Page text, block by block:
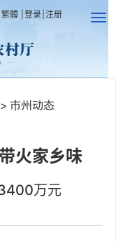
繁體 登录 注册
> 市州动态
火家乡味
万元